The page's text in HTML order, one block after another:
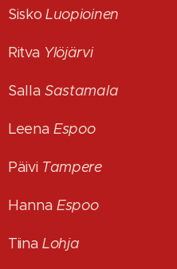
SiskoLuopioinen
Ritva Ylöjärvi
Salla Sastamala
Leena Espoo
Päivi Tampere
Hanna Espoo
Tiina Lohja